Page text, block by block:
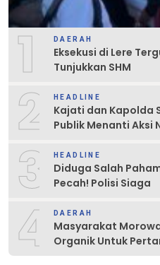
1 DAERAH
Eksekusi di Lere
Tunjukkan SHM
2 HEADLINE
Kajati dan Kapolda
Publik Menanti Aksi
3 HEADLINE
Diduga Salah
Pecah! Polisi Siaga
4 DAERAH
Masyarakat
Organik Untuk